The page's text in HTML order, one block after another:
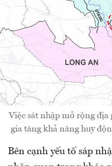
Việc sát nhập mở rộng địa
gia tăng khả năng huy
Bên cạnh yếu tố sáp